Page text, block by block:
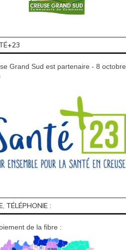
Grand Sud est partenaire - 8 octobre
TÉLÉPHONIE :
de la fibre :